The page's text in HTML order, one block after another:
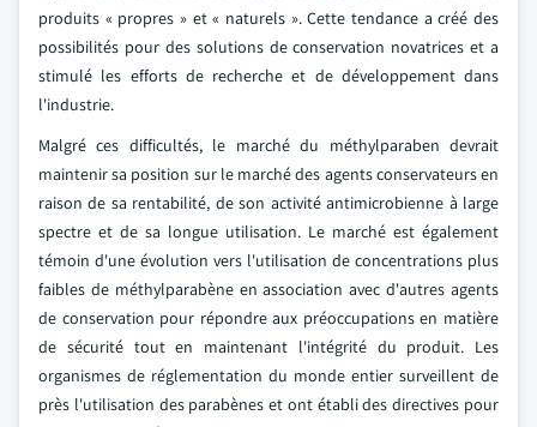
produits « propres » et « naturels ». Cette tendance a créé des
possibilités pour des solutions de conservation novatrices et a
stimulé les efforts de recherche et de développement dans
l'industrie.
Malgré ces difficultés, le marché du méthylparaben devrait
maintenir sa position sur le marché des agents conservateurs en
raison de sa rentabilité, de son activité antimicrobienne à large
spectre et de sa longue utilisation. Le marché est également
témoin d'une évolution vers l'utilisation de concentrations plus
faibles de méthylparabène en association avec d'autres agents
de conservation pour répondre aux préoccupations en matière
de sécurité tout en maintenant l'intégrité du produit. Les
organismes de réglementation du monde entier surveillent de
près l'utilisation des parabènes et ont établi des directives pour